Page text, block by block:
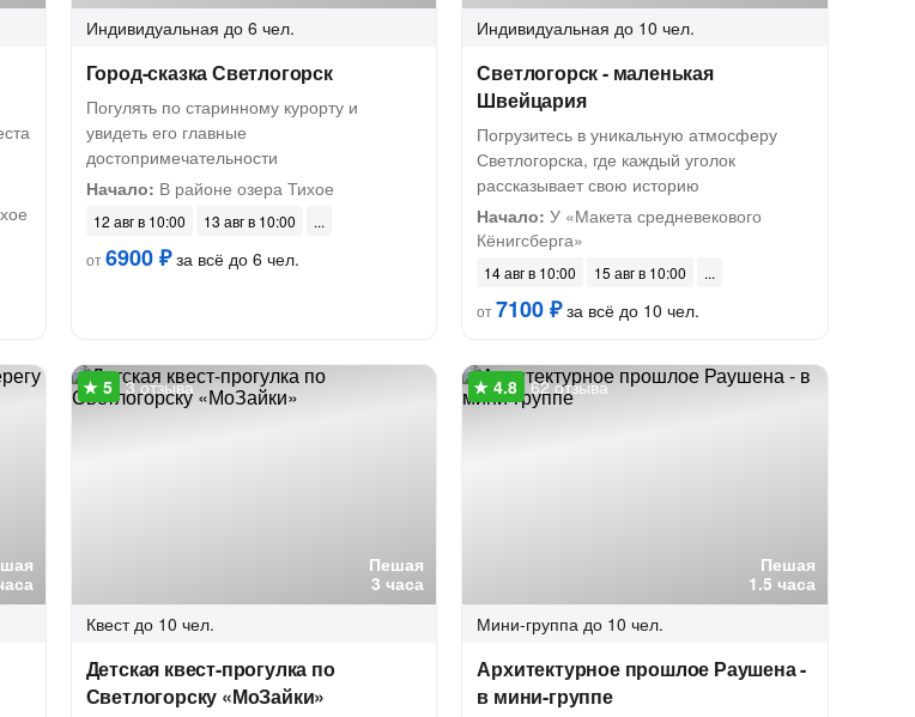
Индивидуальная до 6 чел.
Город-сказка Светлогорск
Погулять по старинному курорту и
увидеть его главные
достопримечательности
Начало: В районе озера Тихое
12 авг в 10:00
13 авг в 10:00
от6900 ₽за всё до 6 чел.
Индивидуальная до 10 чел.
Светлогорск - маленькая
Швейцария
Погрузитесь в уникальную атмосферу
Светлогорска, где каждый уголок
рассказывает свою историю
Начало: У «Макета средневекового
Кёнигсберга»
14 авг в 10:00
15 авг в 10:00
от7100 ₽за всё до 10 чел.
Пешая
3 часа
3 отзыва
Квест до 10 чел.
Детская квест-прогулка по
Светлогорску «МоЗайки»
Пешая
1.5 часа
62 отзыва
Мини-группа до 10 чел.
Архитектурное прошлое Раушена -
в мини-группе